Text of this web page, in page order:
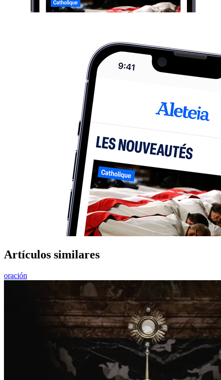
Artículos similares
oración